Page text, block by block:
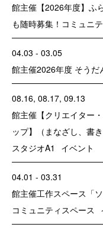
館主催 【2026年度】
も随時募集！ コミュニ
04.03 - 03.05
館主催2026年度 そうだ
08.16 08.17 09.13
館主催 【クリエイター
ップ】（まなざし、書
スタジオA1
イベント
04.01 - 03.31
館主催工作スペース「
コミュニティスペース